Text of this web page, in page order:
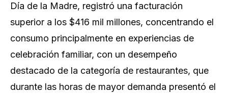
Día de la Madre, registró una facturación
superior a los $416 mil millones, concentrando el
consumo principalmente en experiencias de
celebración familiar, con un desempeño
destacado de la categoría de restaurantes, que
durante las horas de mayor demanda presentó el